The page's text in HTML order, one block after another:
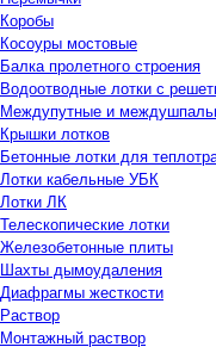
Коробы
Косоуры мостовые
Балка пролетного строения
Водоотводные лотки с
Междупутные и
Крышки лотков
Бетонные лотки для
Лотки кабельные УБК
Лотки ЛК
Телескопические лотки
Железобетонные плиты
Шахты дымоудаления
Диафрагмы жесткости
Раствор
Монтажный раствор